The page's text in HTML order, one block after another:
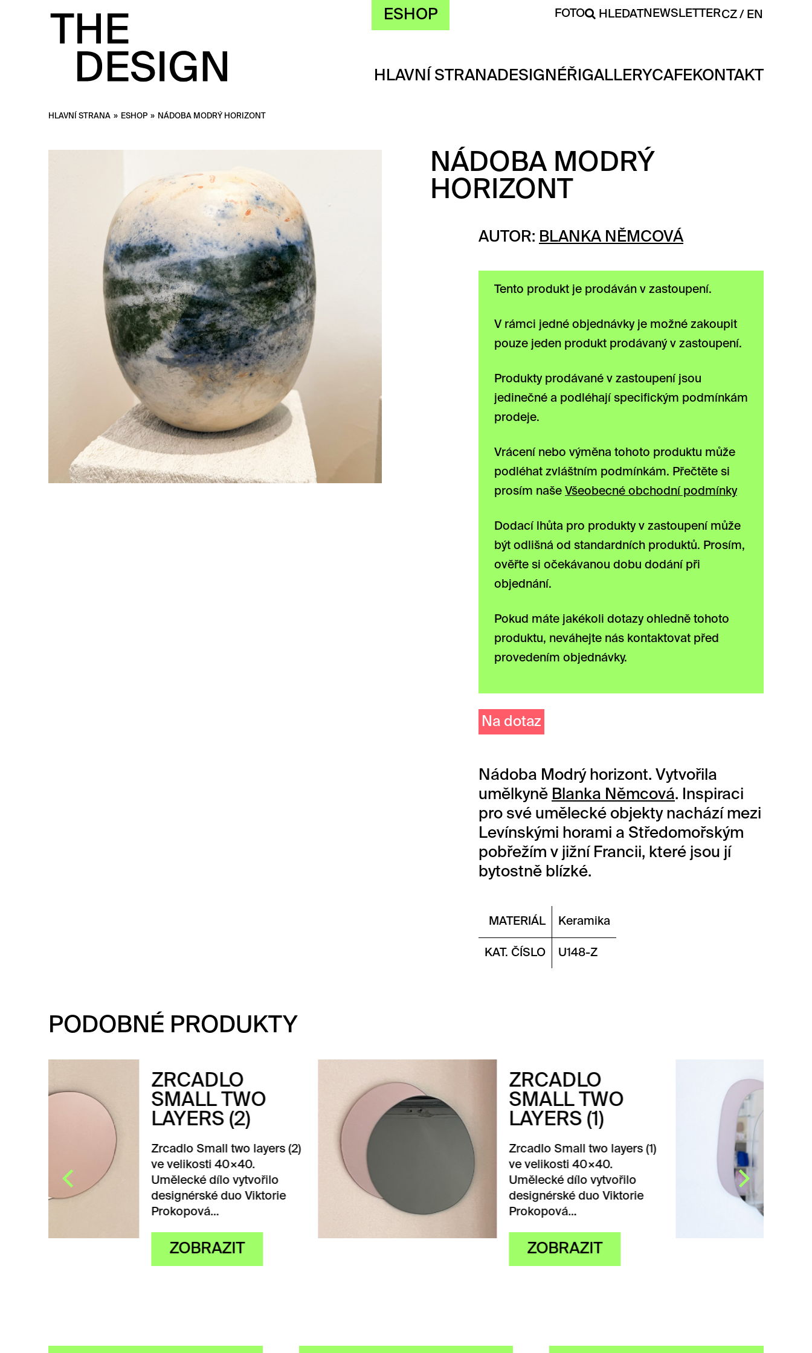
ESHOP FOTO HLEDATNEWSLETTERCZ EN
HLAVNÍ STRANADESIGNÉŘIGALLERYCAFEKONTAKT
HLAVNÍ STRANA » ESHOP » NÁDOBA MODRÝ HORIZONT
NÁDOBA MODRÝ
HORIZONT
AUTOR: BLANKA NĚMCOVÁ
Tento produkt je prodáván v zastoupení.
V rámci jedné objednávky je možné zakoupit
pouze jeden produkt prodávaný v zastoupení.
Produkty prodávané v zastoupení jsou
jedinečné a podléhají specifickým podmínkám
prodeje.
Vrácení nebo výměna tohoto produktu může
podléhat zvláštním podmínkám. Přečtěte si
prosím naše Všeobecné obchodní podmínky
Dodací lhůta pro produkty v zastoupení může
být odlišná od standardních produktů. Prosím,
ověřte si očekávanou dobu dodání při
objednání.
Pokud máte jakékoli dotazy ohledně tohoto
produktu, neváhejte nás kontaktovat před
provedením objednávky.
Na dotaz
Nádoba Modrý horizont. Vytvořila
umělkyně Blanka Němcová. Inspiraci
pro své umělecké objekty nachází mezi
Levínskými horami a Středomořským
pobřežím v jižní Francii, které jsou jí
bytostně blízké.
MATERIÁL Keramika
KAT. ČÍSLO U148-Z
PODOBNÉ PRODUKTY
ZRCADLO
SMALL TWO
LAYERS (1)
Zrcadlo Small two layers (1)
ve velikosti 40×40.
Umělecké dílo vytvořilo
designérské duo Viktorie
ZRCADLO
SMALL THREE
LAYERS
Zrcadlo Small three layers
ve velikosti 50×40.
Umělecké dílo vytvořilo
designérské duo Viktorie